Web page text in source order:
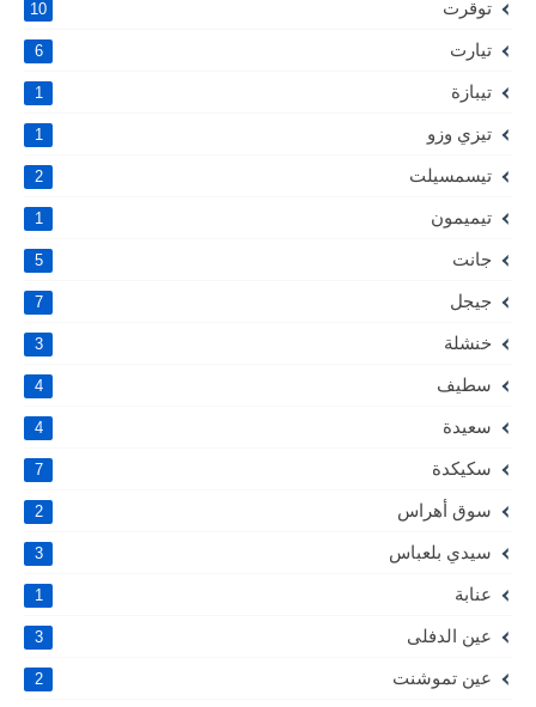
توقرت 10
تيارت 6
تيبازة 1
تيزي وزو 1
تيسمسيلت 2
تيميمون 1
جانت 5
جيجل 7
خنشلة 3
سطيف 4
سعيدة 4
سكيكدة 7
سوق أهراس 2
سيدي بلعباس 3
عنابة 1
عين الدفلى 3
عين تموشنت 2